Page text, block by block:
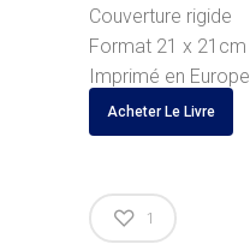
Couverture rigide
Format 21 x 21cm
Imprimé en Europe
Acheter Le Livre
1